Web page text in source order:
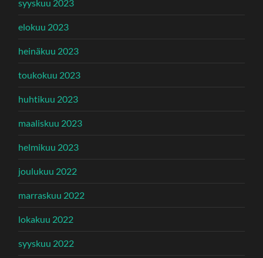
syyskuu 2023
elokuu 2023
heinäkuu 2023
toukokuu 2023
huhtikuu 2023
maaliskuu 2023
helmikuu 2023
joulukuu 2022
marraskuu 2022
lokakuu 2022
syyskuu 2022